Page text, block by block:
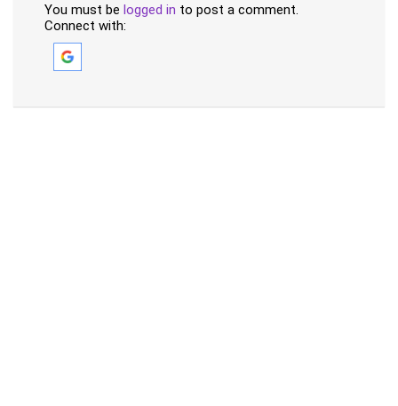
You must be logged in to post a comment.
Connect with: